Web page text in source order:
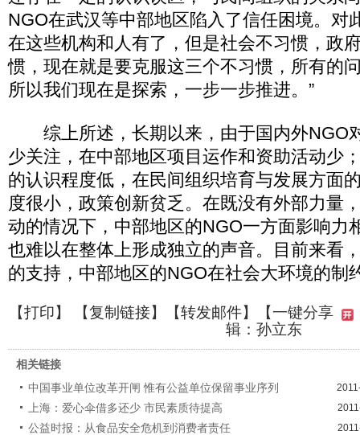
NGO在武汉等中部地区陷入了信任困境。对
在这些机构和人有了，但是社会不习惯，政
惯，现在就是要克服这三个不习惯，所有的
所以我们现在是探索，一步一步推进。”
综上所述，长期以来，由于国内外NGO
少关注，在中部地区项目运作和资助活动少
的认识程度低，在民间组织培育与发展方面
度很小，政策创新贫乏。在既没有外部力量
动的情况下，中部地区的NGO一方面影响力
也难以在整体上形成独立的声音。目前来看
的支持，中部地区的NGO在社会大环境的制
【打印】 【复制链接】【转发邮件】
【一键分享
辑：孙立东
相关链接
中国事业单位改革开闸 惟有公益单位保留事业序列
上海：爱心伞借多还少 市民素质待提高
公益时报：从食品安全危机到消费者责任